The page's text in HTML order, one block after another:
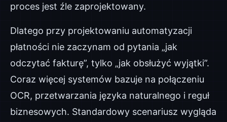
proces jest źle zaprojektowany.
Dlatego przy projektowaniu automatyzacji
płatności nie zaczynam od pytania „jak
odczytać fakturę”, tylko „jak obsłużyć wyjątki”.
Coraz więcej systemów bazuje na połączeniu
OCR, przetwarzania języka naturalnego i reguł
biznesowych. Standardowy scenariusz wygląda